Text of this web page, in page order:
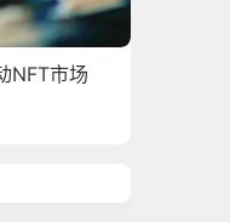
NFT市场